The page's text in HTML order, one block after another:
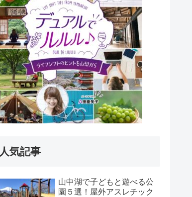
人気記事
山中湖で子どもと遊べる公
園５選！屋外アスレチック